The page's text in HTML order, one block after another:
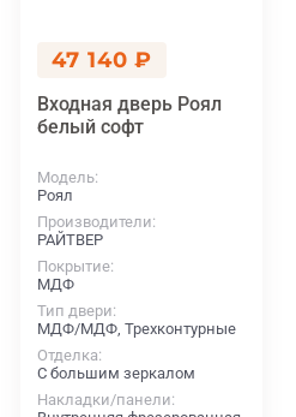
47 140 ₽
Входная дверь Роял
белый софт
Модель
Роял
Производители
РАЙТВЕР
Покрытие
МДФ
Тип двери
МДФ/МДФ, Трехконтурные
Отделка
С большим зеркалом
Накладки/панели